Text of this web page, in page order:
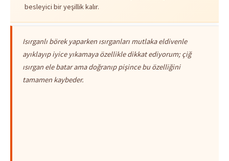
besleyici bir yeşillik kalır.
Isırganlı börek yaparken ısırganları mutlaka eldivenle
ayıklayıp iyice yıkamaya özellikle dikkat ediyorum; çiğ
ısırgan ele batar ama doğranıp pişince bu özelliğini
tamamen kaybeder.